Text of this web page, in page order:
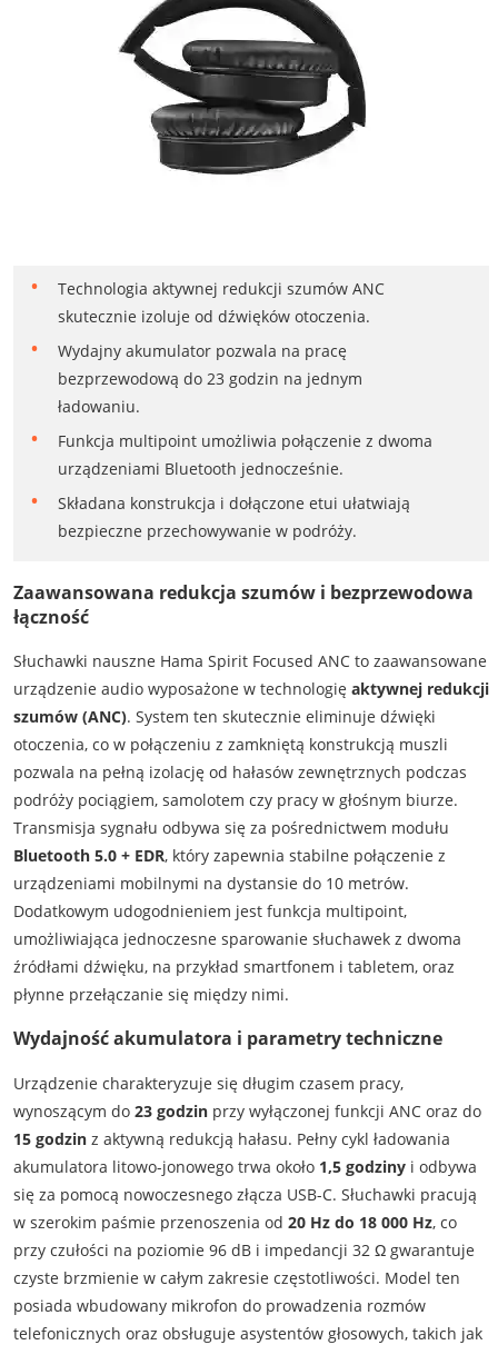
Technologia aktywnej redukcji szumów ANC
skutecznie izoluje od dźwięków otoczenia.
Wydajny akumulator pozwala na pracę
bezprzewodową do 23 godzin na jednym
ładowaniu.
Funkcja multipoint umożliwia połączenie z dwoma
urządzeniami Bluetooth jednocześnie.
Składana konstrukcja i dołączone etui ułatwiają
bezpieczne przechowywanie w podróży.
Zaawansowana redukcja szumów i bezprzewodowa
łączność
Słuchawki nauszne Hama Spirit Focused ANC to zaawansowane
urządzenie audio wyposażone w technologię aktywnej redukcji
szumów (ANC). System ten skutecznie eliminuje dźwięki
otoczenia, co w połączeniu z zamkniętą konstrukcją muszli
pozwala na pełną izolację od hałasów zewnętrznych podczas
podróży pociągiem, samolotem czy pracy w głośnym biurze.
Transmisja sygnału odbywa się za pośrednictwem modułu
Bluetooth 5.0 + EDR, który zapewnia stabilne połączenie z
urządzeniami mobilnymi na dystansie do 10 metrów.
Dodatkowym udogodnieniem jest funkcja multipoint,
umożliwiająca jednoczesne sparowanie słuchawek z dwoma
źródłami dźwięku, na przykład smartfonem i tabletem, oraz
płynne przełączanie się między nimi.
Wydajność akumulatora i parametry techniczne
Urządzenie charakteryzuje się długim czasem pracy,
wynoszącym do 23 godzinprzy wyłączonej funkcji ANC oraz do
15 godzinz aktywną redukcją hałasu. Pełny cykl ładowania
akumulatora litowo-jonowego trwa około 1,5 godzinyi odbywa
się za pomocą nowoczesnego złącza USB-C. Słuchawki pracują
w szerokim paśmie przenoszenia od 20 Hz do 18 000 Hz, co
przy czułości na poziomie 96 dB i impedancji 32 Ω gwarantuje
czyste brzmienie w całym zakresie częstotliwości. Model ten
posiada wbudowany mikrofon do prowadzenia rozmów
telefonicznych oraz obsługuje asystentów głosowych, takich jak